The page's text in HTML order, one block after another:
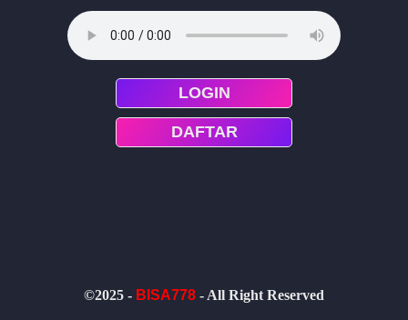
LOGIN
DAFTAR
©2025 - BISA778 - All Right Reserved